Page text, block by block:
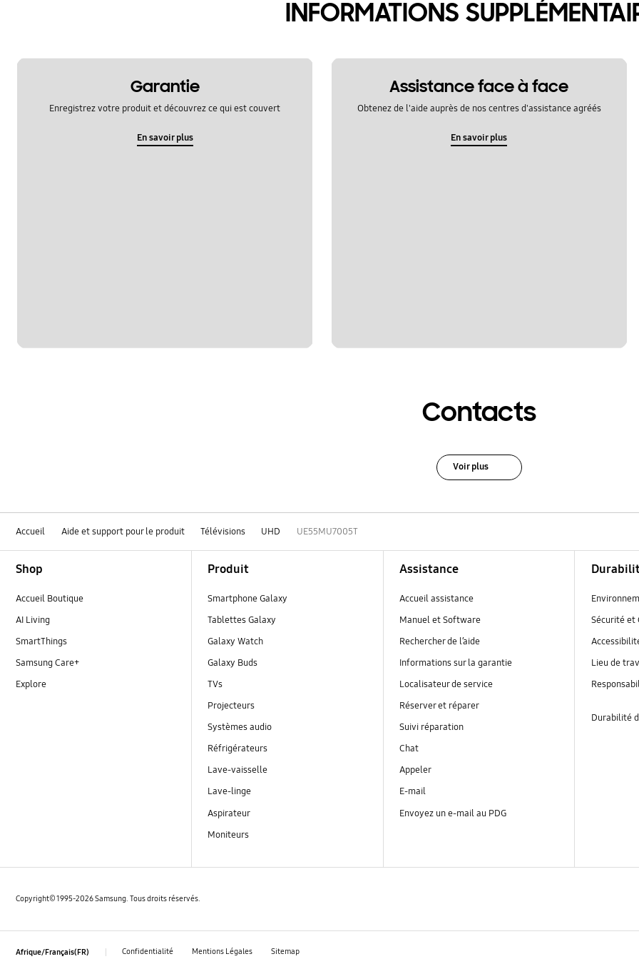
INFORMATIONS
Garantie
Enregistrez votre produit et découvrez ce qui est couvert
En savoir plus
Assistance face à face
Obtenez de l'aide auprès de nos centres d'assistance agréés
En savoir plus
Contacts
Voir plus
Accueil Aide et support pour le produit Télévisions UHD UE55MU7005T
Shop
Accueil Boutique
AI Living
SmartThings
Samsung Care+
Explore
Produit
Smartphone Galaxy
Tablettes Galaxy
Galaxy Watch
Galaxy Buds
TVs
Projecteurs
Systèmes audio
Réfrigérateurs
Lave-vaisselle
Lave-linge
Aspirateur
Moniteurs
Assistance
Accueil assistance
Manuel et Software
Rechercher de l’aide
Informations sur la garantie
Localisateur de service
Réserver et réparer
Suivi réparation
Chat
Appeler
E-mail
Envoyez un e-mail au PDG
Sécurité et
Lieu de
Durabilité
Copyright© 1995-2026 Samsung. Tous droits réservés.
Afrique/Français(FR) Confidentialité Mentions Légales Sitemap